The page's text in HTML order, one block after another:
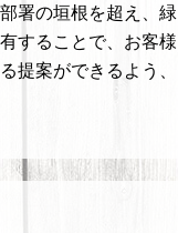
署の垣根を超え、緑
することで、お客様
提案ができるよう、